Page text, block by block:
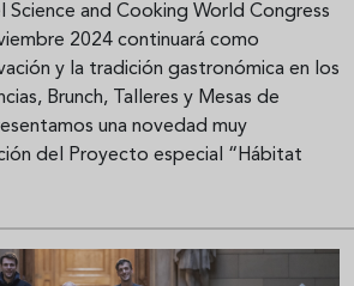
Science and Cooking World Congress
2024 continuará como
y la tradición gastronómica en los
Brunch, Talleres y Mesas de
una novedad muy
del Proyecto especial “Hábitat